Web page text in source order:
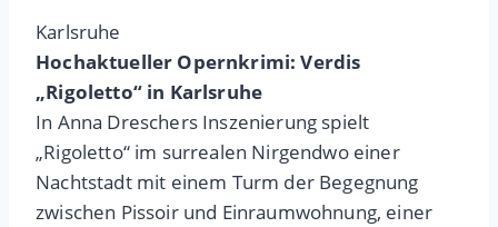
Karlsruhe
Hochaktueller Opernkrimi: Verdis
„Rigoletto“ in Karlsruhe
In Anna Dreschers Inszenierung spielt
„Rigoletto“ im surrealen Nirgendwo einer
Nachtstadt mit einem Turm der Begegnung
zwischen Pissoir und Einraumwohnung, einer